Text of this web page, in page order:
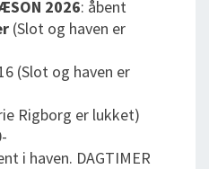
2026: åbent
(Slot og haven er
(Slot og haven er
Rigborg er lukket)
i haven. DAGTIMER